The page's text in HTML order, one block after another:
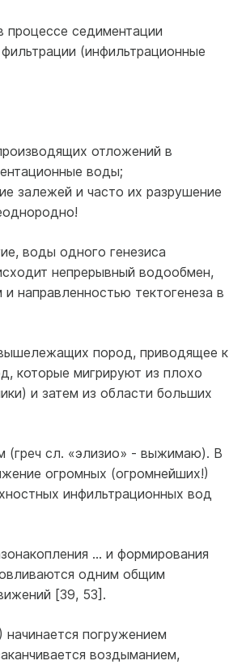
седиментации
(инфильтрационные
отложений в
воды;
залежей и часто их разрушение
воды одного генезиса
непрерывный водообмен,
направленностью тектогенеза в
пород, приводящее к
которые мигрируют из плохо
и затем из области больших
(греч сл. «элизио» - выжимаю). В
огромных (огромнейших!)
инфильтрационных вод
… и формирования
одним общим
[39, 53].
начинается погружением
воздыманием,